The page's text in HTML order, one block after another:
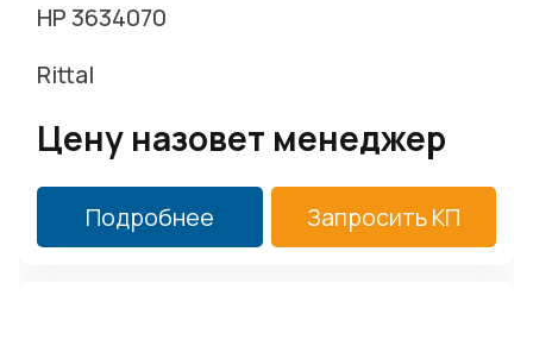
HP 3634070
Rittal
Цену назовет менеджер
Подробнее Запросить КП